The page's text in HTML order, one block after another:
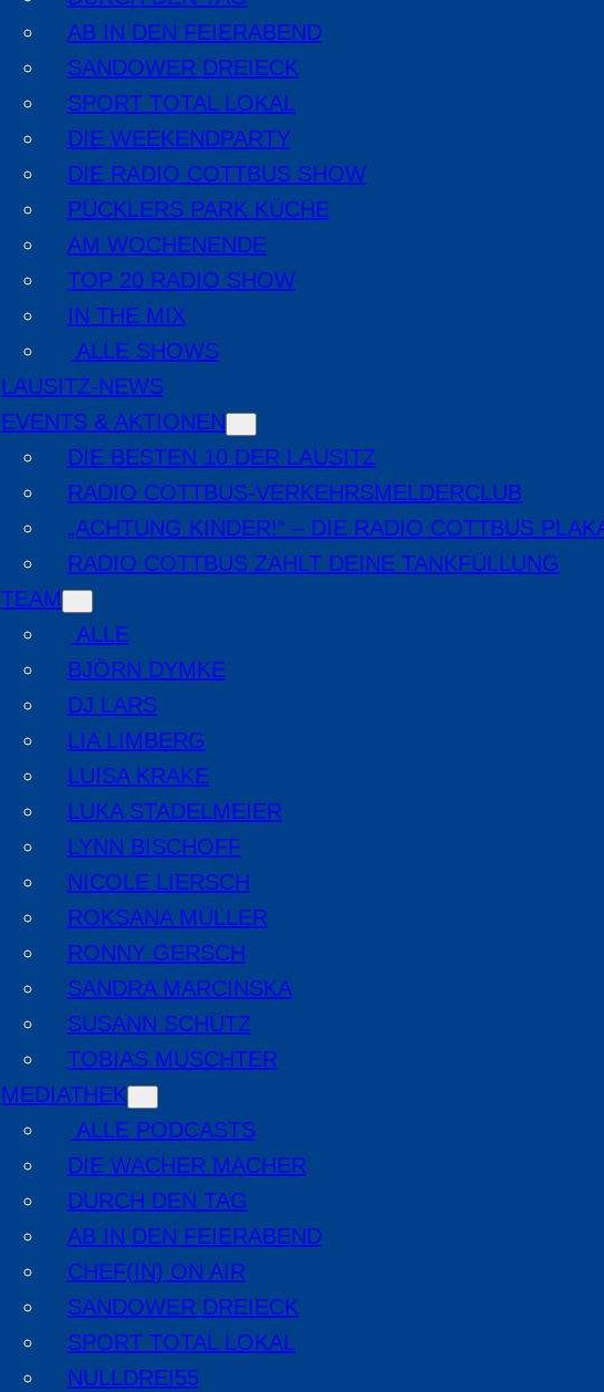
AB IN DEN FEIERABEND
SANDOWER DREIECK
SPORT TOTAL LOKAL
DIE WEEKENDPARTY
DIE RADIO COTTBUS SHOW
PÜCKLERS PARK KÜCHE
AM WOCHENENDE
TOP 20 RADIO SHOW
IN THE MIX
ALLE SHOWS
LAUSITZ-NEWS
EVENTS & AKTIONEN
DIE BESTEN 10 DER LAUSITZ
RADIO COTTBUS-VERKEHRSMELDERCLUB
„ACHTUNG KINDER!“ – DIE RADIO COTTBUS
RADIO COTTBUS ZAHLT DEINE TANKFÜLLUNG
TEAM
ALLE
BJÖRN DYMKE
DJ LARS
LIA LIMBERG
LUISA KRAKE
LUKA STADELMEIER
LYNN BISCHOFF
NICOLE LIERSCH
ROKSANA MÜLLER
RONNY GERSCH
SANDRA MARCINSKA
SUSANN SCHÜTZ
TOBIAS MUSCHTER
MEDIATHEK
ALLE PODCASTS
DIE WACHER MACHER
DURCH DEN TAG
AB IN DEN FEIERABEND
CHEF(IN) ON AIR
SANDOWER DREIECK
SPORT TOTAL LOKAL
NULLDREI55